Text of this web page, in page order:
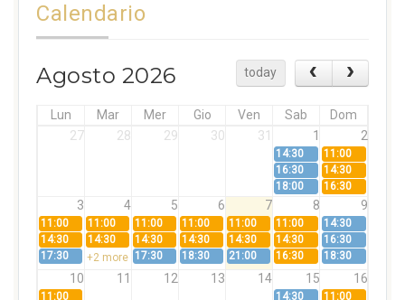
Calendario
Agosto 2026 today
Lun Mar Mer Gio Ven Sab
Dom
27
28 29 30 31 1 2
14:30
11:00
16:30
14:30
18:00
16:30
3 4 5 6 7 8 9
11:00 11:00 11:00 11:00 11:00 11:00
14:30
14:30
14:30 14:30 14:30 14:30 14:30
16:30
17:30
+2 more 17:30 18:30 21:00 16:30 18:30
10 11 12 13 14 15 16
11:00 14:30 11:00